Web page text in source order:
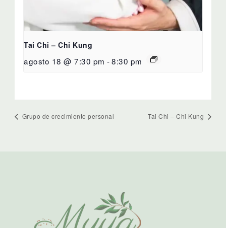
Tai Chi – Chi Kung
agosto 18 @ 7:30 pm -8:30 pm
Grupo de crecimiento personal Tai Chi – Chi Kung